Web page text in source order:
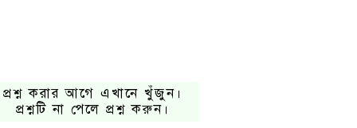
প্রশ্ন করার আগে এখানে খুঁজুন।
প্রশ্নটি না পেলে প্রশ্ন করুন।